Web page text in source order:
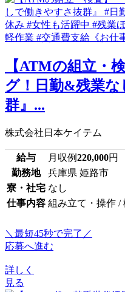
【ATMの組立・
グ！日勤&残業
群』...
株式会社日本ケイテム
給与 月収例220,000円
勤務地
兵庫県 姫路市
寮・社宅 なし
仕事内容 組み立て・操作 /
＼最短45秒で完了／
応募へ進む
詳しく
見る